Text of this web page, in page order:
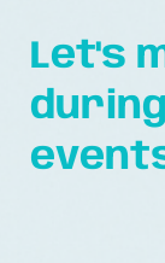
Let's